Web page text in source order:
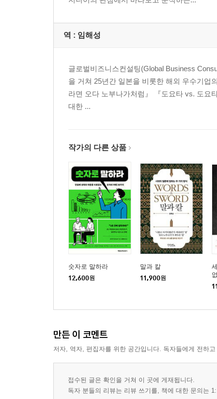
빵과 서커스의 시대
사라진 공급망
제5장 빵과 서커스 ②: 오락과 휴식
목욕을 사랑한 로마인들
연극과 무대
검투사의 나라
제6장 만신전에서 유일신전으로
바뀌어버린 신
로마의 신전
제국 위에 세워지는 교회당
마우솔레움, 신성한 무덤
제7장 시민의 교양
리브라리움, 지식의 보고
비블리오테카 바티칸, 영광의 계승
왼손으로 잘라낸 오른손
참고 문헌
역 : 임해성
글로벌비즈니스컨설팅(Global Business
을 거쳐 25년간 일본을 비롯한 해외 우수기업
라면 오다 노부나가처럼』 『도요타 vs. 도요
대한 ...
작가의 다른 상품
숫자로 말하라
12,600원
말과 칼
11,900원
만든 이 코멘트
저자, 역자, 편집자를 위한 공간입니다. 독자들에게 전하
접수된 글은 확인을 거쳐 이 곳에 게재됩니다.
독자 분들의 리뷰는 리뷰 쓰기를, 책에 대한 문의는